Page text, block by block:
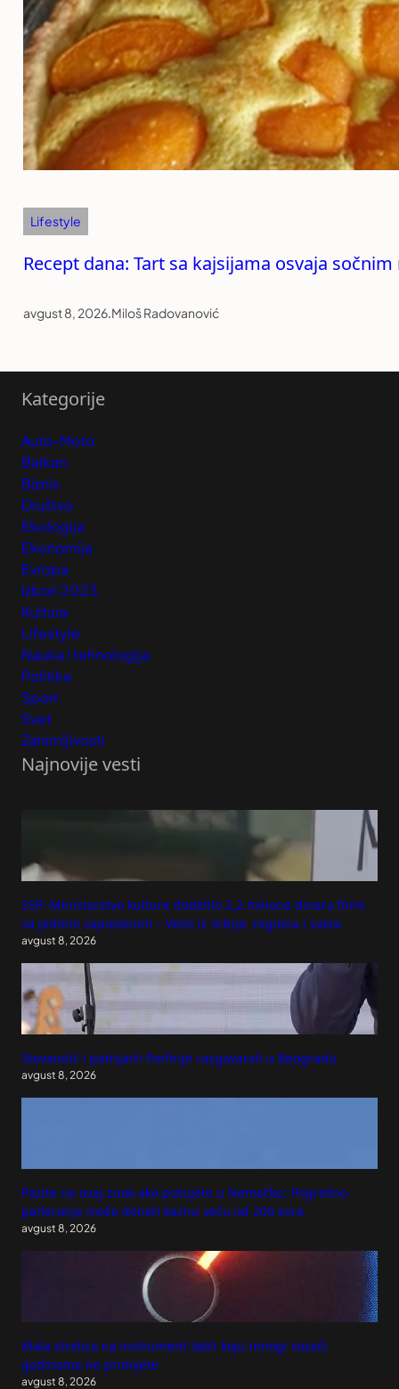
Lifestyle
Recept dana: Tart sa kajsijama osvaja
avgust 8, 2026.Miloš Radovanović
Kategorije
Auto-Moto
Balkan
Biznis
Društvo
Ekologija
Ekonomija
Evropa
Izbori 2023
Kultura
Lifestyle
Nauka i tehnologija
Politika
Sport
Svet
Zanimljivosti
Najnovije vesti
SSP: Ministarstvo kulture dodelilo 2,2 miliona dinara firmi
sa jednim zaposlenim – Vesti iz Srbije, regiona i sveta
avgust 8, 2026
Stevandić i patrijarh Porfirije razgovarali u Beogradu
avgust 8, 2026
Pazite na ovaj znak ako putujete u Nemačku: Pogrešno
parkiranje može doneti kaznu veću od 200 evra
avgust 8, 2026
Mala strelica na instrument tabli koju mnogi vozači
godinama ne primijete
avgust 8, 2026